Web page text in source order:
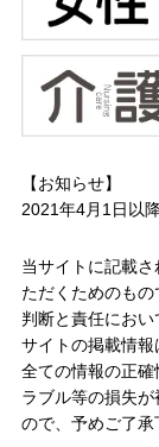
【お知らせ】
2021年4月1日以
当サイトに記載
ただくためのも
判断と責任にお
サイトの掲載情
全ての情報の正
ラブル等の損失
ので、予めご了承